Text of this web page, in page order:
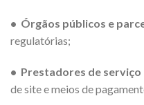
• Órgãos públicos e
regulatórias;
• Prestadores de serviço
de site e meios de